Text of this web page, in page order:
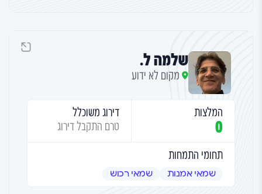
שלמה ל.
מקום לא ידוע
המלצות
0
דירוג משוכלל
טרם התקבל דירוג
תחומי התמחות
שמאי אמנות שמאי רכוש